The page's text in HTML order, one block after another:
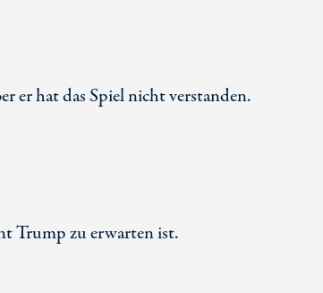
er hat das Spiel nicht verstanden.
Trump zu erwarten ist.